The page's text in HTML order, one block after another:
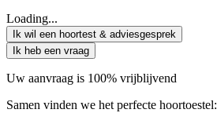
Loading...
Ik wil een hoortest & adviesgesprek
Ik heb een vraag
Uw aanvraag is 100% vrijblijvend
Samen vinden we het perfecte hoortoestel: